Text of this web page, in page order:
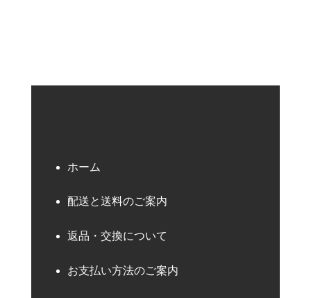
ホーム
配送と送料のご案内
返品・交換について
お支払い方法のご案内